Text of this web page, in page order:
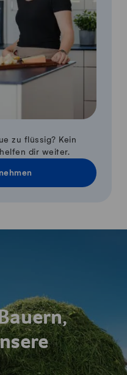
zu flüssig? Kein
dir weiter.